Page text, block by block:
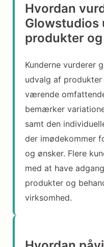
Hvordan
Glowstudios
produkter
Kunderne vurderer
udvalg af
værende
bemærker
samt den
der imødekommer
og ønsker. Flere
med at have
produkter og
virksomhed.